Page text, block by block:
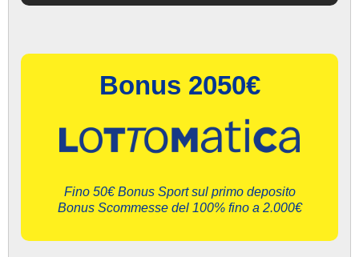
Bonus 2050€
Fino 50€ Bonus Sport sul primo deposito
Bonus Scommesse del 100% fino a 2.000€